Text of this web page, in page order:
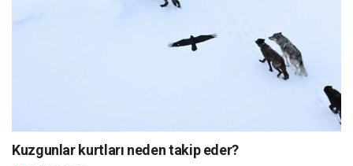
Kuzgunlar kurtları neden takip eder?